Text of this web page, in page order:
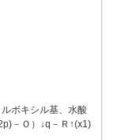
ボキシル基、水酸
－Ｏ）↓q－Ｒ↑(x1)